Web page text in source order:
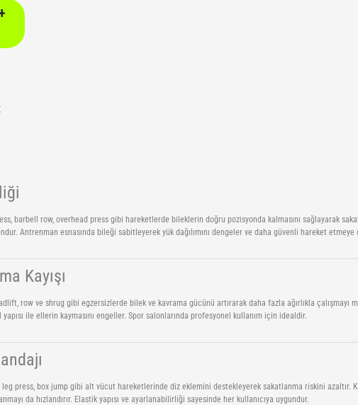
barbell row, overhead press gibi hareketlerde bileklerin doğru pozisyonda kalmasını sağlayarak
Antrenman esnasında bileği sabitleyerek yük dağılımını dengeler ve daha güvenli hareket etmeye
Kayışı
row ve shrug gibi egzersizlerde bilek ve kavrama gücünü artırarak daha fazla ağırlıkla çalışmayı
yapısı ile ellerin kaymasını engeller. Spor salonlarında profesyonel kullanım için idealdir.
leg press, box jump gibi alt vücut hareketlerinde diz eklemini destekleyerek sakatlanma riskini azaltır.
da hızlandırır. Elastik yapısı ve ayarlanabilirliği sayesinde her kullanıcıya uygundur.